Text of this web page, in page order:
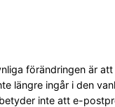
förändringen är att
längre ingår i den
inte att e-